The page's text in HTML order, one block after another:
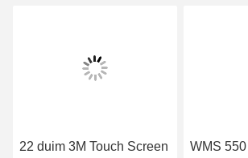
22 duim 3M Touch Screen
WMS